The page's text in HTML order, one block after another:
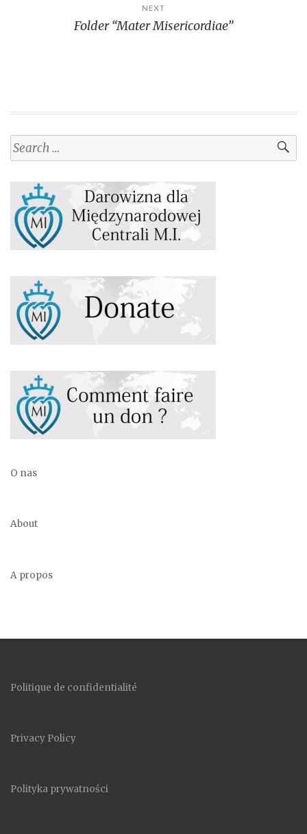
NEXT
Folder “Mater Misericordiae”
Search
for:
O nas
About
A propos
Politique de confidentialité
Privacy Policy
Polityka prywatności